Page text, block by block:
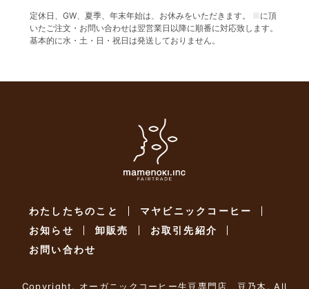
定休日、GW、夏季、年末年始は、お休みをいただきます。
に頂
いたご注文・お問い合わせは翌営業日以降に順番に対応致します。
基本的に水・土・日・祝日は発送しておりません。
わたしたちのこと
マヤビニックコーヒー
お知らせ
卸販売
お取引先紹介
お問い合わせ
Copyright. オーガニックコーヒー生豆専門店 豆乃木. All